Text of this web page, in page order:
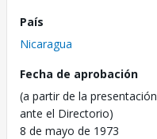
País
Nicaragua
Fecha de aprobación
(a partir de la presentación
ante el Directorio)
8 de mayo de 1973